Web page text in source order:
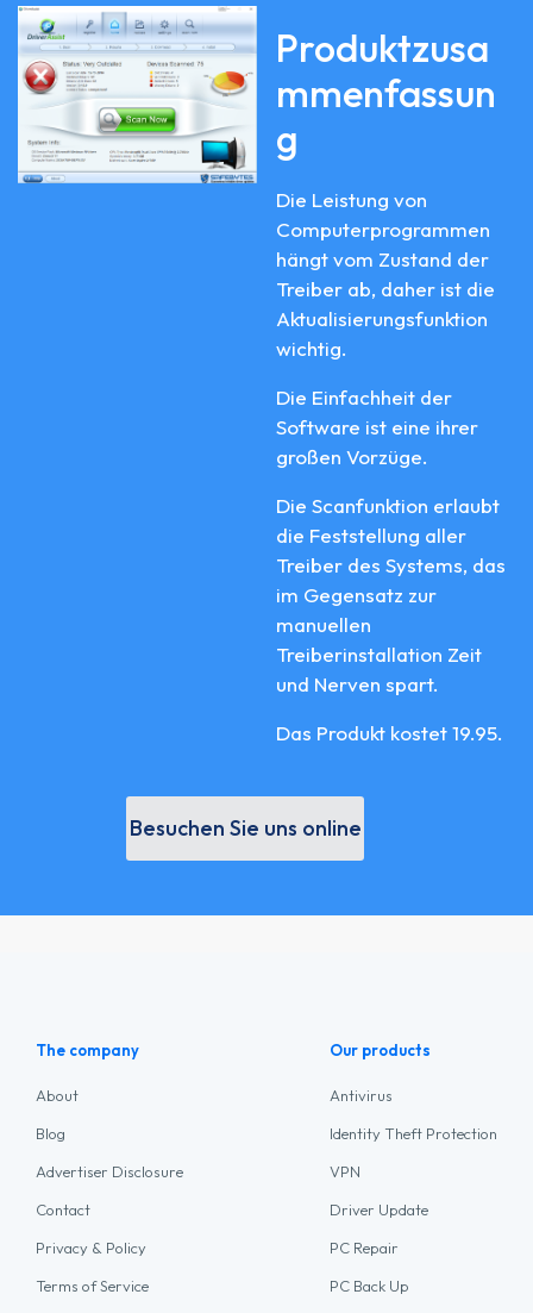
Produktzusa
mmenfassun
g
Die Leistung von
Computerprogrammen
hängt vom Zustand der
Treiber ab, daher ist die
Aktualisierungsfunktion
wichtig.
Die Einfachheit der
Software ist eine ihrer
großen Vorzüge.
Die Scanfunktion erlaubt
die Feststellung aller
Treiber des Systems, das
im Gegensatz zur
manuellen
Treiberinstallation Zeit
und Nerven spart.
Das Produkt kostet 19.95.
Besuchen Sie uns online
The company
About
Blog
Advertiser Disclosure
Contact
Privacy & Policy
Terms of Service
Our products
Antivirus
Identity Theft Protection
VPN
Driver Update
PC Repair
PC Back Up